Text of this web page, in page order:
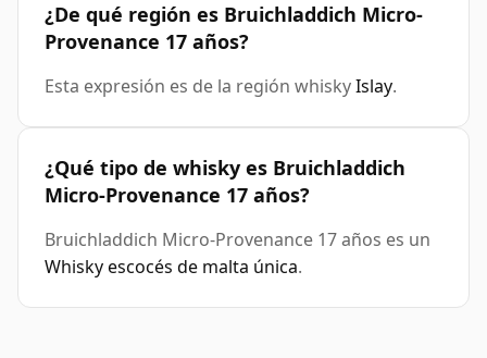
¿De qué región es Bruichladdich Micro-
Provenance 17 años?
Esta expresión es de la región whiskyIslay.
¿Qué tipo de whisky es Bruichladdich
Micro-Provenance 17 años?
Bruichladdich Micro-Provenance 17 años es un
Whisky escocés de malta única.